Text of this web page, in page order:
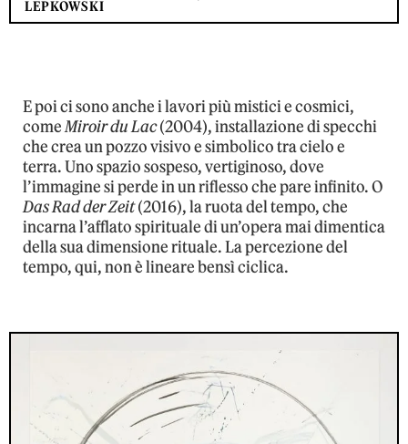
LEPKOWSKI
E poi ci sono anche i lavori più mistici e cosmici,
comeMiroir du Lac(2004), installazione di specchi
che crea un pozzo visivo e simbolico tra cielo e
terra. Uno spazio sospeso, vertiginoso, dove
l’immagine si perde in un riflesso che pare infinito. O
Das Rad der Zeit(2016), la ruota del tempo, che
incarna l’afflato spirituale di un’opera mai dimentica
della sua dimensione rituale. La percezione del
tempo, qui, non è lineare bensì ciclica.